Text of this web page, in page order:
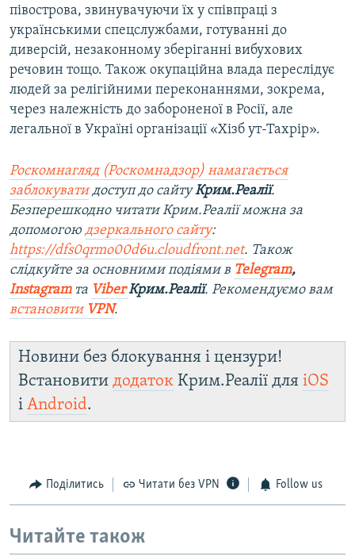
півострова, звинувачуючи їх у співпраці з
українськими спецслужбами, готуванні до
диверсій, незаконному зберіганні вибухових
речовин тощо. Також окупаційна влада переслідує
людей за релігійними переконаннями, зокрема,
через належність до забороненої в Росії, але
легальної в Україні організації «Хізб ут-Тахрір».
Роскомнагляд (Роскомнадзор) намагається
заблокуватидоступ до сайтуКрим.Реалії.
Безперешкодно читати Крим.Реалії можна за
допомогою дзеркального сайту:
https://dfs0qrmo00d6u.cloudfront.net. Також
слідкуйте за основними подіями в Telegram,
Instagramта ViberКрим.Реалії. Рекомендуємо вам
встановити VPN.
Новини без блокування і цензури!
Встановити додаток Крим.Реалії для iOS
і Android.
Поділитись Читати без VPN Follow us
Читайте також